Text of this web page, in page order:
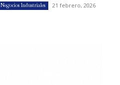
Negocios Industriales 21 febrero, 2026